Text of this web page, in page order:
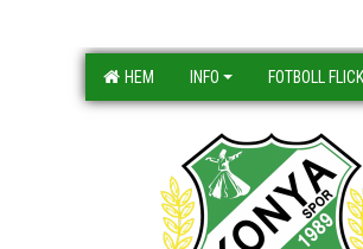
HEM INFO FOTBOLL